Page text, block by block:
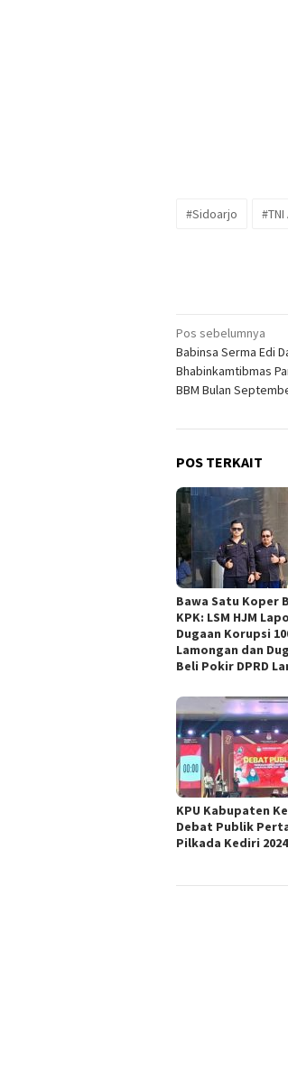
#Sidoarjo #TNI
Navigasi
pos
Pos sebelumnya
Babinsa Serma Edi
Bhabinkamtibmas
BBM Bulan
POS TERKAIT
Bawa Satu Koper
KPK: LSM HJM
Dugaan Korupsi
Lamongan dan
Beli Pokir DPRD
KPU Kabupaten
Debat Publik
Pilkada Kediri 2024